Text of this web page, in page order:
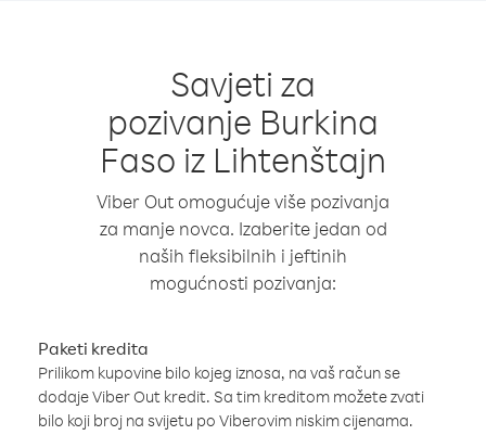
Savjeti za
pozivanje Burkina
Faso iz Lihtenštajn
Viber Out omogućuje više pozivanja
za manje novca. Izaberite jedan od
naših fleksibilnih i jeftinih
mogućnosti pozivanja:
Paketi kredita
Prilikom kupovine bilo kojeg iznosa, na vaš račun se
dodaje Viber Out kredit. Sa tim kreditom možete zvati
bilo koji broj na svijetu po Viberovim niskim cijenama.